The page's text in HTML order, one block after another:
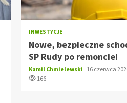
INWESTYCJE
Nowe, bezpieczne
SP Rudy po remoncie!
Kamil Chmielewski 16 czerwca
166